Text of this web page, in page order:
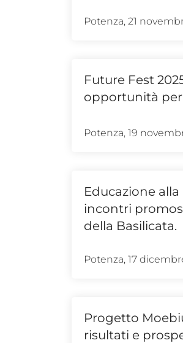
Potenza, 21
Future Fest
opportunità
Potenza, 19
Educazione
incontri
della Basilicata.
Potenza, 17
Progetto
risultati e